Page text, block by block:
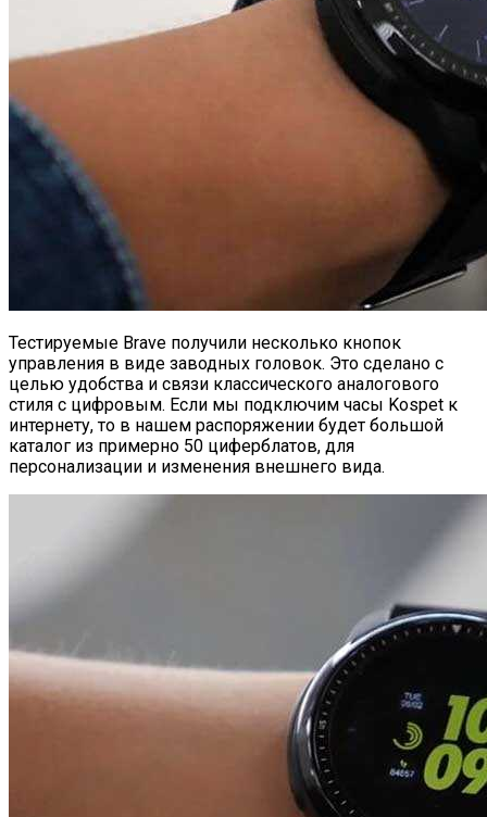
Тестируемые Brave получили несколько кнопок
управления в виде заводных головок. Это сделано с
целью удобства и связи классического аналогового
стиля с цифровым. Если мы подключим часы Kospet к
интернету, то в нашем распоряжении будет большой
каталог из примерно 50 циферблатов, для
персонализации и изменения внешнего вида.